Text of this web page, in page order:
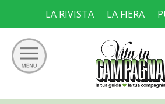
content
LA RIVISTA LA FIERA